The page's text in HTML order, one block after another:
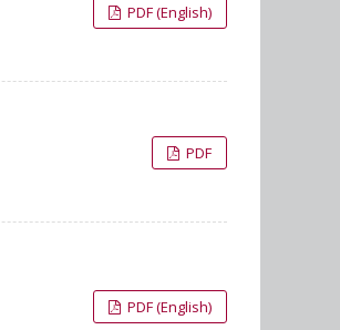
PDF (English)
PDF
PDF (English)